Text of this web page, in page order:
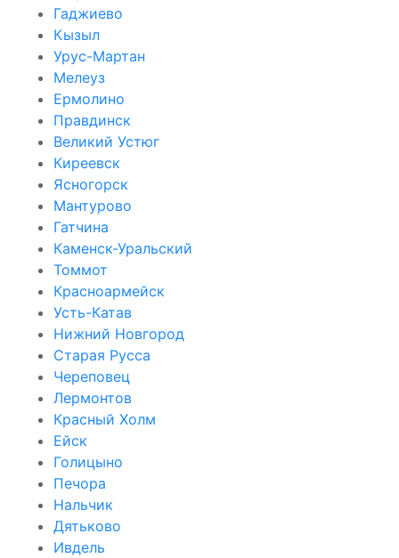
Гаджиево
Кызыл
Урус-Мартан
Мелеуз
Ермолино
Правдинск
Великий Устюг
Киреевск
Ясногорск
Мантурово
Гатчина
Каменск-Уральский
Томмот
Красноармейск
Усть-Катав
Нижний Новгород
Старая Русса
Череповец
Лермонтов
Красный Холм
Ейск
Голицыно
Печора
Нальчик
Дятьково
Ивдель